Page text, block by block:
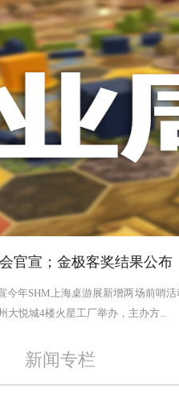
数有限以及是在英雄之后，这对
英雄会变得更强，为了不断重创
数字越大，罪恶将会变得愈加难
对应的，是英雄阵营。每一次游戏，会在众
展中还有二十个左右）选择七个
点的设计使游戏可玩度更高。然
需要深思熟虑，与队友的配合显
武装自己，然而每一轮的装备数
而行动有限，资源有限，英雄们
雄的阵营将让你沉浸于此。，而
一次罪恶，大多数作为英雄时，
它本身加入的运气因素和策略程
会确实值得尝试！
官宣；金极客奖结果公布
年SHM上海桌游展新增两场前哨
大悦城4楼火星工厂举办，主办方...
新闻专栏